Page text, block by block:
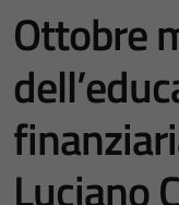
Ottobre
Luciano